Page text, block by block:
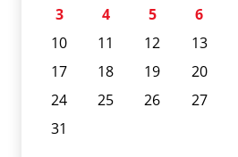
3
4 5 6
10
11 12 13
17
18 19 20
24
25 26 27
31